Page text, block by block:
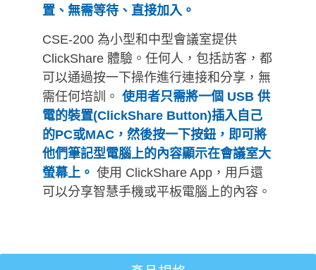
置、無需等待、直接加入。
CSE-200 為小型和中型會議室提供
ClickShare 體驗。任何人，包括訪客，都
可以通過按一下操作進行連接和分享，無
需任何培訓。 使用者只需將一個 USB 供
電的裝置(ClickShare Button)插入自己
的PC或MAC，然後按一下按鈕，即可將
他們筆記型電腦上的內容顯示在會議室大
螢幕上。 使用 ClickShare App，用戶還
可以分享智慧手機或平板電腦上的內容。